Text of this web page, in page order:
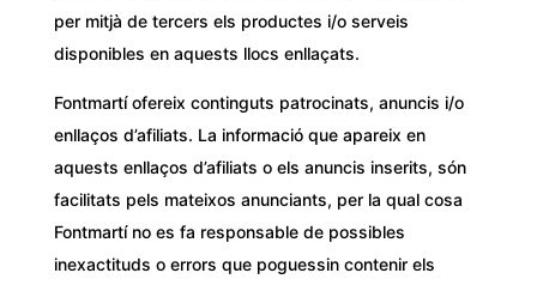
per mitjà de tercers els productes i/o serveis
disponibles en aquests llocs enllaçats.
Fontmartí ofereix continguts patrocinats, anuncis i/o
enllaços d’afiliats. La informació que apareix en
aquests enllaços d’afiliats o els anuncis inserits, són
facilitats pels mateixos anunciants, per la qual cosa
Fontmartí no es fa responsable de possibles
inexactituds o errors que poguessin contenir els